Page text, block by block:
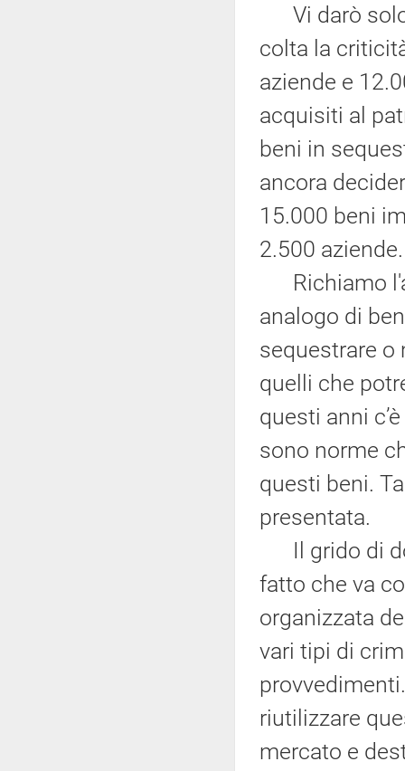
Vi darò solo
colta la
aziende e
acquisiti al
beni in
ancora
15.000 beni
2.500 aziende.
Richiamo
analogo di
sequestrare o
quelli che
questi anni
sono norme
questi beni.
presentata.
Il grido di
fatto che va
organizzata
vari tipi di
riutilizzare
mercato e